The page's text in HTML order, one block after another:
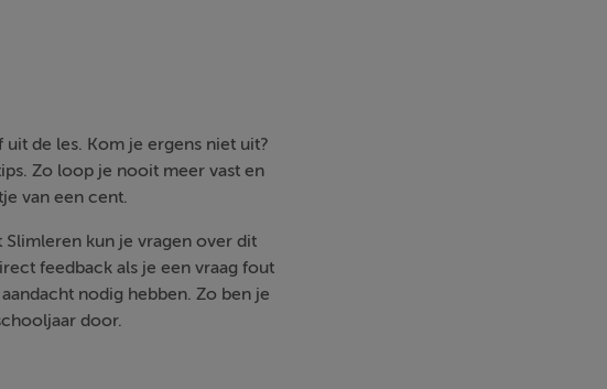
de les. Kom je ergens niet uit?
Zo loop je nooit meer vast en
van een cent.
Slimleren kun je vragen over dit
feedback als je een vraag fout
nodig hebben. Zo ben je
door.